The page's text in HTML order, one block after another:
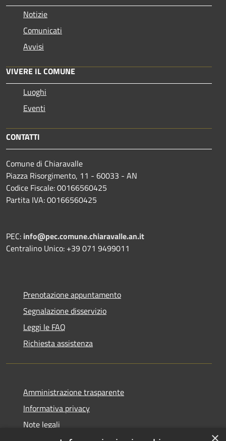
Notizie
Comunicati
Avvisi
VIVERE IL COMUNE
Luoghi
Eventi
CONTATTI
Comune di Chiaravalle
Piazza Risorgimento, 11 - 60033 - AN
Codice Fiscale: 00166560425
Partita IVA: 00166560425
PEC: info@pec.comune.chiaravalle.an.it
Centralino Unico: +39 071 9499011
Prenotazione appuntamento
Segnalazione disservizio
Leggi le FAQ
Richiesta assistenza
Amministrazione trasparente
Informativa privacy
Note legali